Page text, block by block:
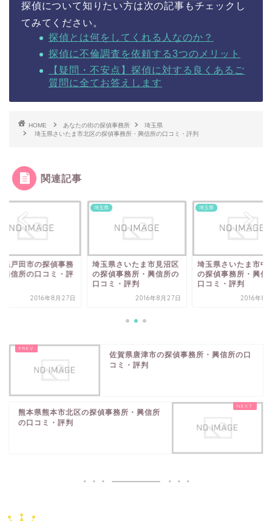
探偵について知りたい方は次の記事もチェックし
てみてください。
探偵とは何をしてくれる人なのか？
探偵に不倫調査を依頼する3つのメリット
【疑問・不安点】探偵に対する良くあるご
質問に全てお答えします
HOME あなたの街の探偵事務所
埼玉県
埼玉県さいたま市北区の探偵事務所・興信所の口コミ・評判
関連記事
県さいたま市見沼区
偵事務所・興信所の
2016年8月27日
埼玉県
埼玉県さいたま市中央区
の探偵事務所・興信所の
口コミ・評判
2016年8月27日
埼玉県
埼玉県戸田市の探偵
所・興信所の口コミ
判
2016年8
佐賀県唐津市の探偵事務所・興信所の口
コミ・評判
熊本県熊本市北区の探偵事務所・興信所
の口コミ・評判